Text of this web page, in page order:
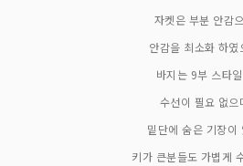
자켓은 부분 안감
안감을 최소화 하였
바지는 9부 스타
수선이 필요 없으
밑단에 숨은 기장이
키가 큰분들도 가볍게